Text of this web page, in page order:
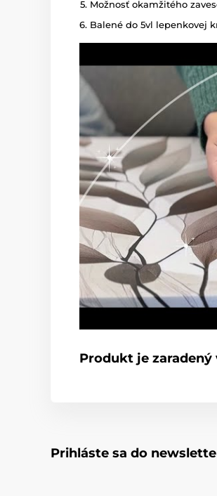
Možnosť okamžitého
Balené do 5vl lepenkovej
Produkt je
Súvisiace produkty